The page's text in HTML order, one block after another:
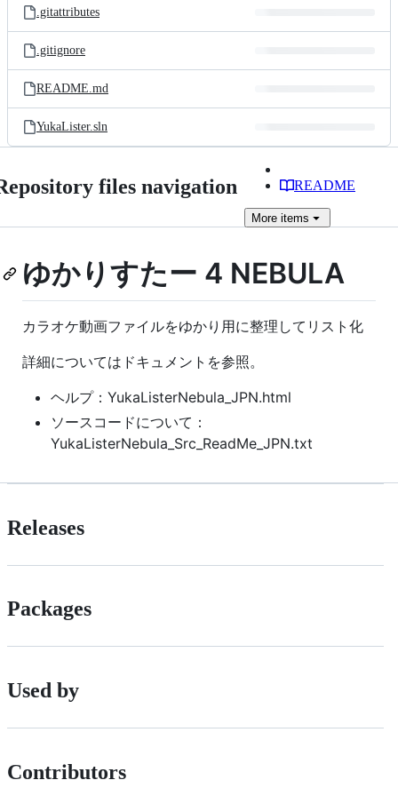
.gitattributes
.gitignore
README.md
YukaLister.sln
files navigation README
More items
ゆかりすたー 4 NEBULA
カラオケ動画ファイルをゆかり用に整理してリスト化
詳細についてはドキュメントを参照。
ヘルプ：YukaListerNebula_JPN.html
ソースコードについて：
YukaListerNebula_Src_ReadMe_JPN.txt
Releases
Packages
Used by
Contributors